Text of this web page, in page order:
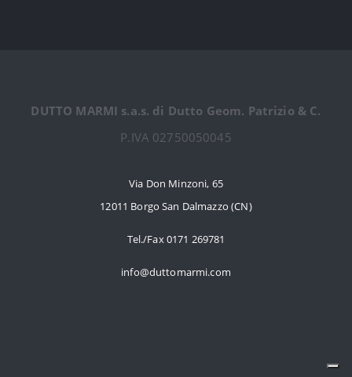
DUTTO MARMI s.a.s. di Dutto Geom. Patrizio & C.
P.IVA 02750050045
Via Don Minzoni, 65
12011 Borgo San Dalmazzo (CN)
Tel./Fax 0171 269781
info@duttomarmi.com